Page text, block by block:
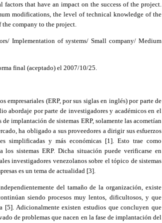
that have an impact on the success of the project.
modifications, the level of technical knowledge of the
the company to the project.
Implementation of systems/ Small company/ Medium
final (aceptado) el 2007/10/25.
empresariales (ERP, por sus siglas en inglés) por parte de
abordaje por parte de investigadores y académicos en el
implantación de sistemas ERP, solamente las acometían
ha obligado a sus proveedores a dirigir sus esfuerzos
simplificadas y más económicas [1].
Esto trae como
los sistemas ERP. Dicha situación puede verificarse en
investigadores venezolanos sobre el tópico de sistemas
es un tema de actualidad [3].
del tamaño de la organización, existe
siendo procesos muy lentos, dificultosos, y que
[5]. Adicionalmente existen estudios que concluyen que
de problemas que nacen en la fase de implantación del